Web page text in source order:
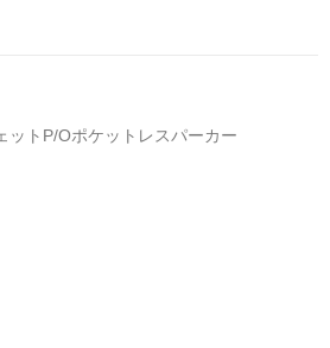
ットP/Oポケットレスパーカー